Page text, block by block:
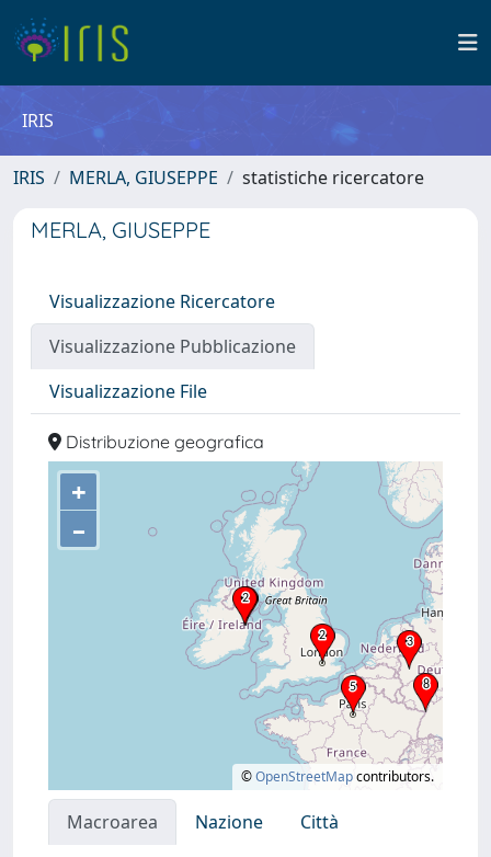
IRIS
IRIS MERLA, GIUSEPPE statistiche ricercatore
MERLA, GIUSEPPE
Visualizzazione Ricercatore
Visualizzazione Pubblicazione
Visualizzazione File
Distribuzione geografica
+
–
©OpenStreetMapcontributors.
Macroarea Nazione
Città